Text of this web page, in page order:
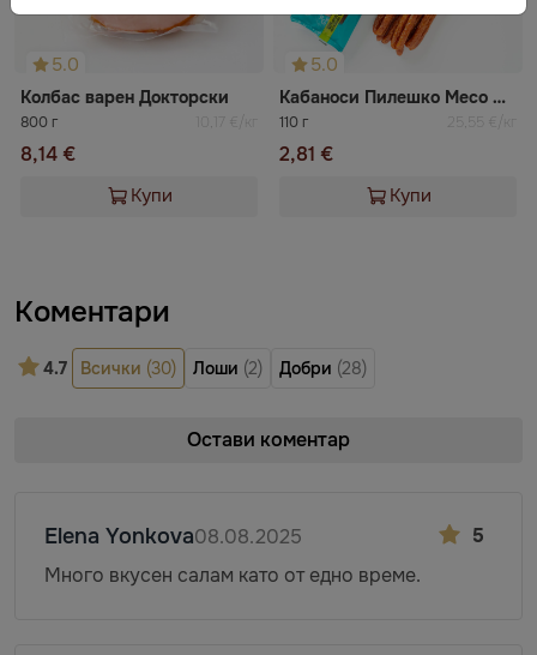
5.0
Колбас варен Докторски
800 г 10,17 €/кг
8,14 €
Купи
5.0
Кабаноси Пилешко Месо RGK
110 г 25,55 €/кг
2,81 €
Купи
Коментари
4.7 Всички (30) Лоши (2) Добри (28)
Остави коментар
5
Elena Yonkova08.08.2025
Много вкусен салам като от едно време.